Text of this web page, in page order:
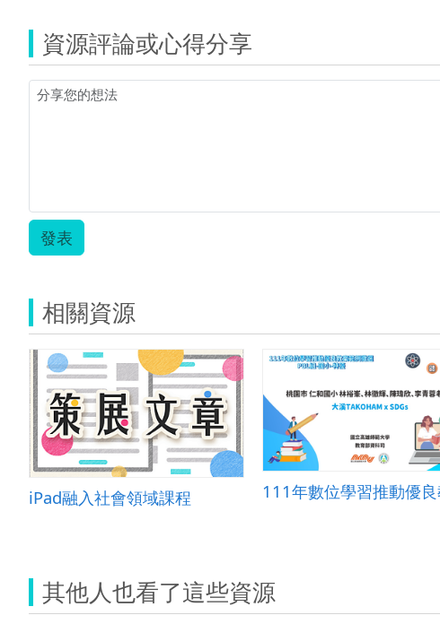
透
資源評論或心得分享
發表
相關資源
iPad融入社會領域課程
其他人也看了這些資源